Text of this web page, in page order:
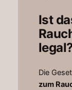
Ist
Die
zum